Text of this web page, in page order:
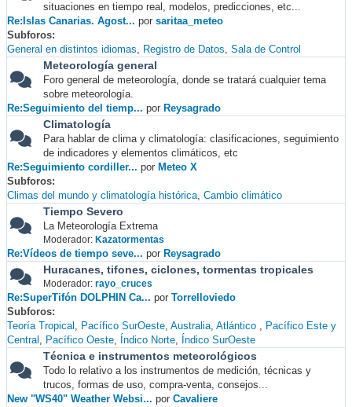
situaciones en tiempo real, modelos, predicciones, etc...
Re:Islas Canarias. Agost... por saritaa_meteo
Subforos
General en distintos idiomas
Registro de Datos Sala de Control
Meteorología general
Foro general de meteorología, donde se tratará cualquier tema
sobre meteorología.
Re:Seguimiento del tiemp... por Reysagrado
Climatología
Para hablar de clima y climatología: clasificaciones, seguimiento
de indicadores y elementos climáticos, etc
Re:Seguimiento cordiller... por Meteo X
Subforos
Climas del mundo y climatología histórica Cambio climático
Tiempo Severo
La Meteorología Extrema
Moderador: Kazatormentas
Re:Vídeos de tiempo seve... por Reysagrado
Huracanes, tifones, ciclones, tormentas tropicales
Moderador: rayo_cruces
Re:SuperTifón DOLPHIN Ca... por Torrelloviedo
Subforos
Teoría Tropical
Pacífico SurOeste Australia Atlántico
Pacífico Este y
Central
Pacífico Oeste Índico Norte Índico SurOeste
Técnica e instrumentos meteorológicos
Todo lo relativo a los instrumentos de medición, técnicas y
trucos, formas de uso, compra-venta, consejos...
New "WS40" Weather Websi... por Cavaliere